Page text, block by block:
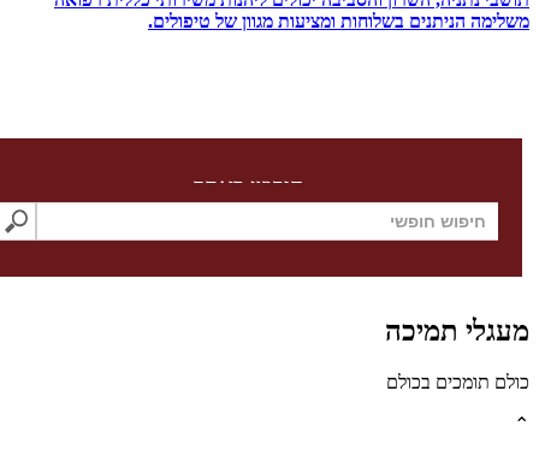
הניתנים בשלוחות ומציעות מגוון של טיפולים.
חיפוש באתר
תמיכה
בכולם